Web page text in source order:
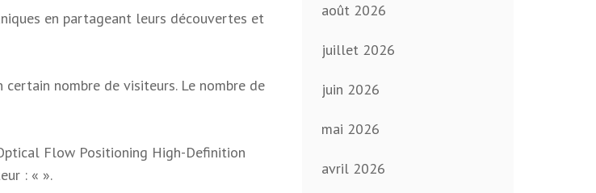
en partageant leurs découvertes et
nombre de visiteurs. Le nombre de
Flow Positioning High-Definition
: « ».
août 2026
juillet 2026
juin 2026
mai 2026
avril 2026